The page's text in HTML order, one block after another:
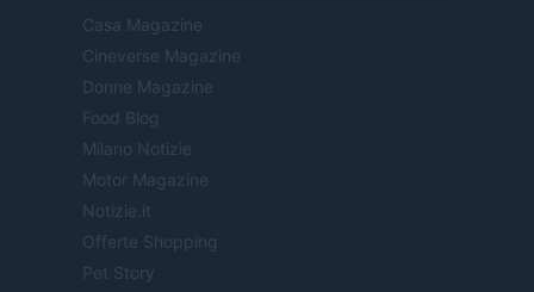
Casa Magazine
Cineverse Magazine
Donne Magazine
Food Blog
Milano Notizie
Motor Magazine
Notizie.it
Offerte Shopping
Pet Story